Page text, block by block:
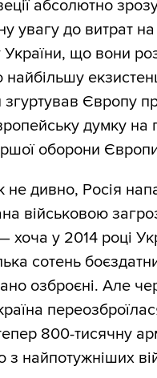
абсолютно
увагу до витрат
України, що вони
згуртував Європу
думку на
оборони
не дивно, Росія
військовою
хоча у 2014 році
сотень
озброєні. Але
800-тисячну
з найпотужніших